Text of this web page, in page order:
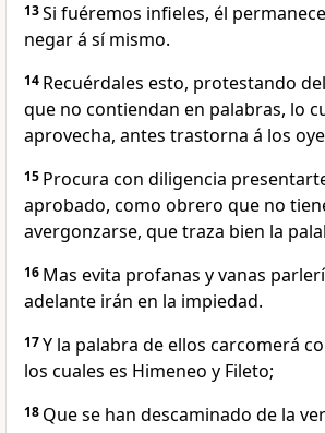
13Si fuéremos infieles, él
negar á sí mismo.
14 Recuérdales esto, protestando
que no contiendan en palabras, lo
aprovecha, antes trastorna á los
15 Procura con diligencia
aprobado, como obrero que no
avergonzarse, que traza bien la
16 Mas evita profanas y vanas
adelante irán en la impiedad.
17Y la palabra de ellos carcomerá
los cuales es Himeneo y Fileto;
18 Que se han descaminado de la